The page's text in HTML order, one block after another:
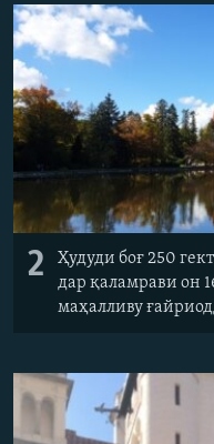
2
Ҳудуди боғ 250
дар қаламрави он
маҳалливу